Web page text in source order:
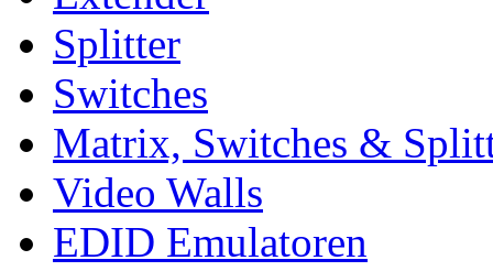
Splitter
Switches
Matrix, Switches &
Video Walls
EDID Emulatoren